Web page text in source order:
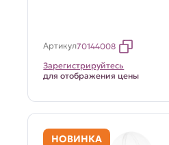
Артикул70144008
Зарегистрируйтесь
для отображения цены
НОВИНКА